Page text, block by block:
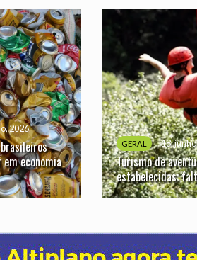
2026
economia
GERAL 18,
Turismo de
estabelecidas;